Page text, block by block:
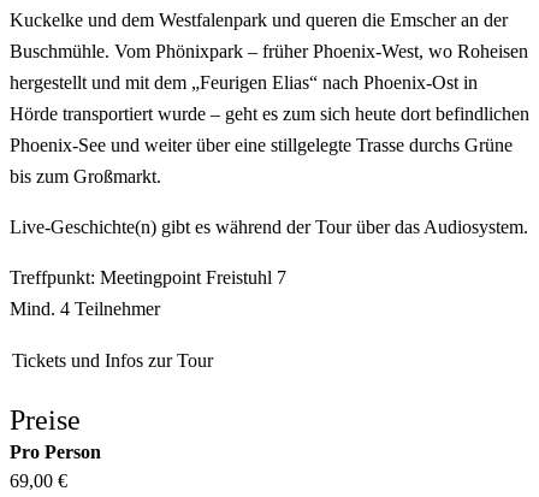
Kuckelke und dem Westfalenpark und queren die Emscher an der
Buschmühle. Vom Phönixpark – früher Phoenix-West, wo Roheisen
hergestellt und mit dem „Feurigen Elias“ nach Phoenix-Ost in
Hörde transportiert wurde – geht es zum sich heute dort befindlichen
Phoenix-See und weiter über eine stillgelegte Trasse durchs Grüne
bis zum Großmarkt.
Live-Geschichte(n) gibt es während der Tour über das Audiosystem.
Treffpunkt: Meetingpoint Freistuhl 7
Mind. 4 Teilnehmer
Tickets und Infos zur Tour
Preise
Pro Person
69,00 €